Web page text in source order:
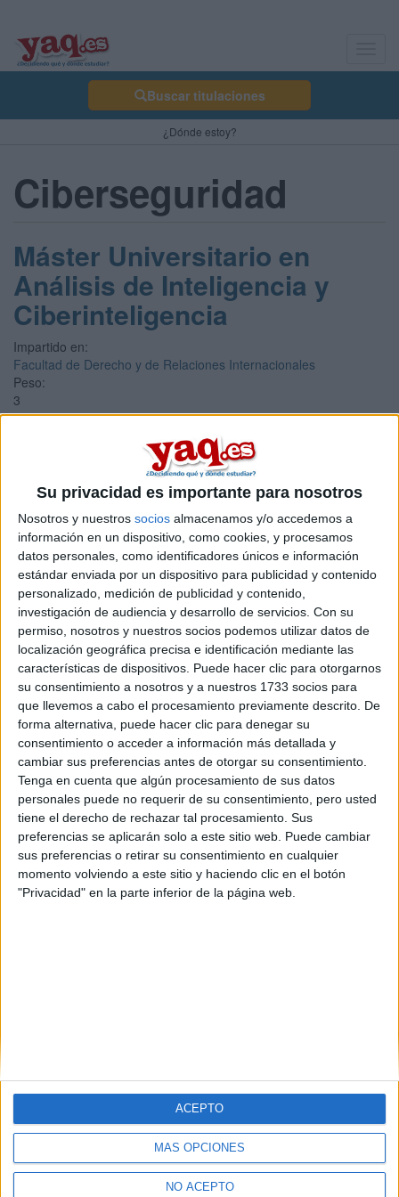
Su privacidad es importante para nosotros
Nosotros y nuestros socios almacenamos y/o accedemos a
información en un dispositivo, como cookies, y procesamos
datos personales, como identificadores únicos e información
estándar enviada por un dispositivo para publicidad y contenido
personalizado, medición de publicidad y contenido,
investigación de audiencia y desarrollo de servicios. Con su
permiso, nosotros y nuestros socios podemos utilizar datos de
localización geográfica precisa e identificación mediante las
características de dispositivos. Puede hacer clic para otorgarnos
su consentimiento a nosotros y a nuestros 1733 socios para
que llevemos a cabo el procesamiento previamente descrito. De
forma alternativa, puede hacer clic para denegar su
consentimiento o acceder a información más detallada y
cambiar sus preferencias antes de otorgar su consentimiento.
Tenga en cuenta que algún procesamiento de sus datos
personales puede no requerir de su consentimiento, pero usted
tiene el derecho de rechazar tal procesamiento. Sus
preferencias se aplicarán solo a este sitio web. Puede cambiar
sus preferencias o retirar su consentimiento en cualquier
momento volviendo a este sitio y haciendo clic en el botón
"Privacidad" en la parte inferior de la página web.
MÁS OPCIONES
NO ACEPTO
ACEPTO
Buscar titulaciones
¿Dónde estoy?
Ciberseguridad
Máster Universitario en
Análisis de Inteligencia y
Ciberinteligencia
Impartido en:
Facultad de Derecho y de Relaciones Internacionales
Peso:
3
Duración:
Máster Universitario en
Ciberdelincuencia
Impartido en:
Facultad de Derecho y de Relaciones Internacionales
Peso:
3
Duración:
1.0 años
Créditos ECTS:
60
Máster Universitario en
Dirección TIC para la
Defensa
Impartido en:
Sede
Adscrito a:
Universidade de Vigo
Quiénes somos|Contactar|Anúnciate
Politica de privacidad|Condiciones generales